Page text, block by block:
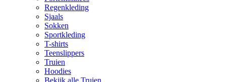
Regenkleding
Sjaals
Sokken
Sportkleding
T-shirts
Teenslippers
Truien
Hoodies
Bekijk alle Truien